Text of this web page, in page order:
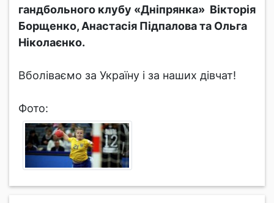
гандбольного клубу «Дніпрянка» Вікторія
Борщенко, Анастасія Підпалова та Ольга
Ніколаєнко.
Вболіваємо за Україну і за наших дівчат!
Фото: